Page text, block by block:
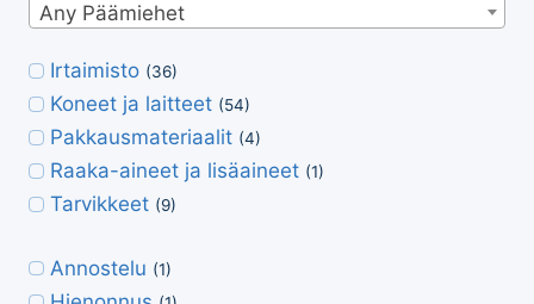
Any Päämiehet
Irtaimisto (36)
Koneet ja laitteet (54)
Pakkausmateriaalit (4)
Raaka-aineet ja lisäaineet (1)
Tarvikkeet (9)
Annostelu (1)